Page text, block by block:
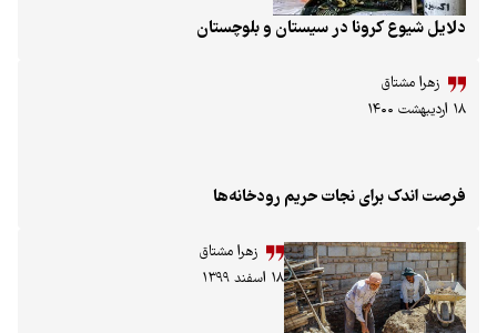
و بلوچستان
نجات حریم رودخانه‌ها
زهرا مشتاق
۱۸ اسفند ۱۳۹۹